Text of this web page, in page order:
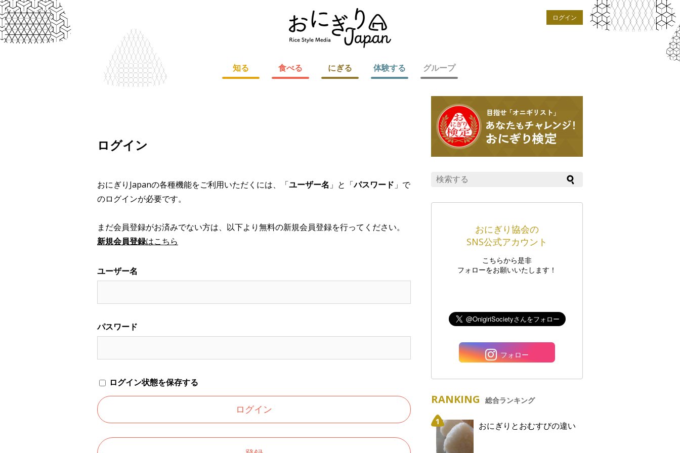
ログイン
知る 食べる にぎる 体験する グループ
ログイン
おにぎりJapanの各種機能をご利用いただくには、「ユーザー名 」と「パスワード 」で
のログインが必要です。
まだ会員登録がお済みでない方は、以下より無料の新規会員登録を行ってください。
新規会員登録はこちら
ユーザー名
パスワード
ログイン状態を保存する
おにぎり協会の
SNS公式アカウント
こちらから是非
フォローをお願いいたします！
フォロー
RANKING 総合ランキング
おにぎりとおむすびの違い